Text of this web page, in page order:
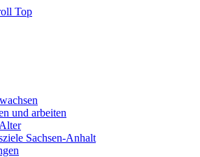
Top
und arbeiten
Sachsen-Anhalt